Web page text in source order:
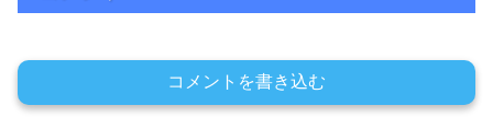
コメントを書き込む